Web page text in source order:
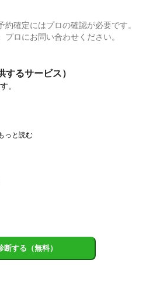
確定にはプロの確認が必要です。
ロにお問い合わせください。
るサービス）
。
ニング60件、洗濯機クリーニング
グ70件の実績があります。安全第
いただける清潔で快適な空間づく
たサービスをご提供しますので、
す。
断する（無料）